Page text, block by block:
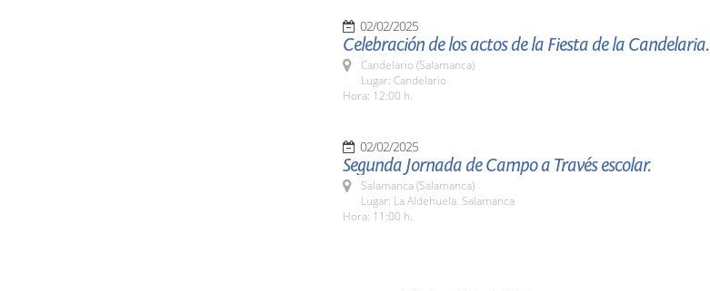
02/02/2025
Celebración de los actos de la Fiesta de la Candelaria.
Candelario (Salamanca)
Lugar: Candelario
Hora: 12:00 h.
02/02/2025
Segunda Jornada de Campo a Través escolar.
Salamanca (Salamanca)
Lugar: La Aldehuela. Salamanca
Hora: 11:00 h.